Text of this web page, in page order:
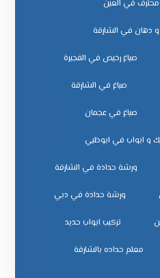
في العين
دهان في الشارقة
صباغ رخيص في الفجيرة
صباغ في الشارقة
صباغ في عجمان
و ابواب في ابوظبي
ورشة حدادة في الشارقة
ورشة حدادة في دبي
ﺗﺮﻛﻴﺐ اﺑﻮاب ﺣﺪﻳﺪ
ﻣﻌﻠﻢ ﺣﺪاده ﺑﺎﻟﺸﺎرﻗﺔ